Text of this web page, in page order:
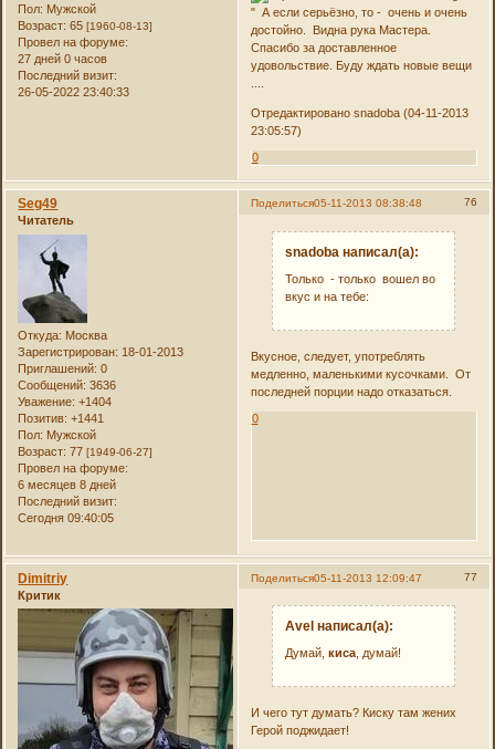
Пол: Мужской
Возраст: 65[1960-08-13]
Провел на форуме:
27 дней 0 часов
Последний визит:
26-05-2022 23:40:33
" А если серьёзно, то - очень и очень
достойно. Видна рука Мастера.
Спасибо за доставленное
удовольствие. Буду ждать новые вещи
Отредактировано snadoba (04-11-2013
23:05:57)
0
Поделиться 76
05-11-2013 08:38:48
Seg49
Читатель
Откуда: Mocква
Зарегистрирован: 18-01-2013
Приглашений: 0
Сообщений: 3636
Уважение: +1404
Позитив: +1441
Пол: Мужской
Возраст: 77[1949-06-27]
Провел на форуме:
6 месяцев 8 дней
Последний визит:
Сегодня 09:40:05
snadoba написал(а):
Только - только вошел во
вкус и на тебе:
Вкусное, следует, употреблять
медленно, маленькими кусочками. От
последней порции надо отказаться.
0
Поделиться 77
05-11-2013 12:09:47
Dimitriy
Критик
Avel написал(а):
Думай,киса , думай!
И чего тут думать? Киску там жених
Герой поджидает!